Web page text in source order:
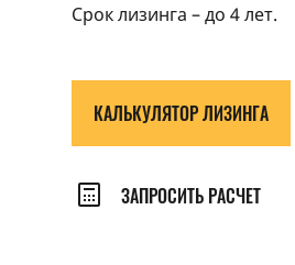
Срок лизинга – до 4 лет.
КАЛЬКУЛЯТОР ЛИЗИНГА
ЗАПРОСИТЬ РАСЧЕТ